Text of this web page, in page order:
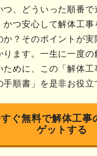
つ、どういった順番で
かつ安心して解体工
か？そのポイントが実
ります。一生に一度の
ために、この「解体工
手順書」を是非お役立
ぐ無料で解体工事
ゲットする